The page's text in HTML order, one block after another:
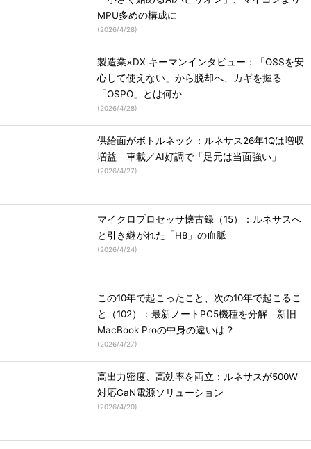
MPU多めの構成に
(2026/4/28)
製造業×DX キーマンインタビュー：「OSSを安
心して使えない」から脱却へ、カギを握る
「OSPO」とは何か
(2026/4/28)
供給面がボトルネック：ルネサス26年1Qは増収
増益 車載／AI好調で「足元は当面強い」
(2026/4/27)
マイクロプロセッサ懐古録（15）：ルネサスへ
と引き継がれた「H8」の血脈
(2026/4/24)
この10年で起こったこと、次の10年で起こるこ
と（102）：最新ノートPC5機種を分解 新旧
MacBook Proの中身の違いは？
(2026/4/27)
高出力密度、高効率を両立：ルネサスが500W
対応GaN電源ソリューション
(2026/4/20)